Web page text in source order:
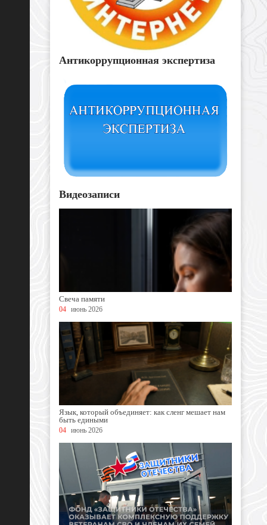
Антикоррупционная экспертиза
Видеозаписи
Свеча памяти
04 июнь 2026
Язык, который объединяет: как сленг мешает нам
быть едиными
04 июнь 2026